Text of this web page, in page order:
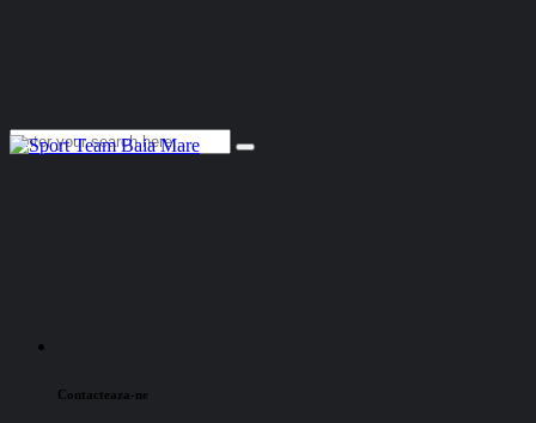
Contacteaza-ne